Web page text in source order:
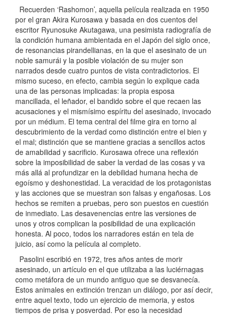
Recuerden ‘Rashomon’, aquella película realizada en 1950
por el gran Akira Kurosawa y basada en dos cuentos del
escritor Ryunosuke Akutagawa, una pesimista radiografía de
la condición humana ambientada en el Japón del siglo once,
de resonancias pirandellianas, en la que el asesinato de un
noble samurái y la posible violación de su mujer son
narrados desde cuatro puntos de vista contradictorios. El
mismo suceso, en efecto, cambia según lo explique cada
una de las personas implicadas: la propia esposa
mancillada, el leñador, el bandido sobre el que recaen las
acusaciones y el mismísimo espíritu del asesinado, invocado
por un médium. El tema central del filme gira en torno al
descubrimiento de la verdad como distinción entre el bien y
el mal; distinción que se mantiene gracias a sencillos actos
de amabilidad y sacrificio. Kurosawa ofrece una reflexión
sobre la imposibilidad de saber la verdad de las cosas y va
más allá al profundizar en la debilidad humana hecha de
egoísmo y deshonestidad. La veracidad de los protagonistas
y las acciones que se muestran son falsas y engañosas. Los
hechos se remiten a pruebas, pero son puestos en cuestión
de inmediato. Las desavenencias entre las versiones de
unos y otros complican la posibilidad de una explicación
honesta. Al poco, todos los narradores están en tela de
juicio, así como la película al completo.
Pasolini escribió en 1972, tres años antes de morir
asesinado, un artículo en el que utilizaba a las luciérnagas
como metáfora de un mundo antiguo que se desvanecía.
Estos animales en extinción trenzan un diálogo, por así decir,
entre aquel texto, todo un ejercicio de memoria, y estos
tiempos de prisa y posverdad. Por eso la necesidad